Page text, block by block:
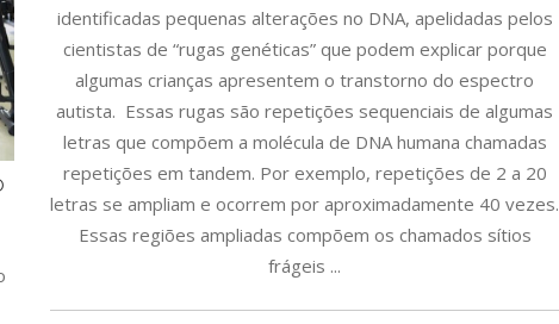
identificadas pequenas alterações no DNA, apelidadas pelos
cientistas de “rugas genéticas” que podem explicar porque
algumas crianças apresentem o transtorno do espectro
autista. Essas rugas são repetições sequenciais de algumas
letras que compõem a molécula de DNA humana chamadas
repetições em tandem. Por exemplo, repetições de 2 a 20
letras se ampliam e ocorrem por aproximadamente 40 vezes.
Essas regiões ampliadas compõem os chamados sítios
frágeis